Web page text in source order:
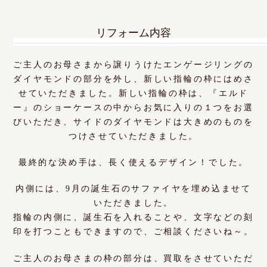
リフォーム内容
ご主人のお母さまから譲りうけたエンゲージリングの
ダイヤモンドの部分を外し、新しい指輪の枠にはめさ
せていただきました。新しい指輪の枠は、『エルド
ー』のショーケースの中からお気に入りの１つをお選
びいただき、サイドのダイヤモンドは大きめのものを
つけさせていただきました。
最終的な決め手は、長く使えるデザイン！でした。
内側には、9月の誕生石のサファイヤを埋め込ませて
いただきました。
指輪の内側に、誕生石を入れることや、文字などの刻
印を打つこともできますので、ご相談くださいね～。
ご主人のお母さまの枠の部分は、買取をさせていただ